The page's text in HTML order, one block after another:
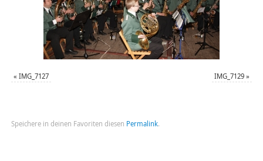
« IMG_7127 IMG_7129 »
Speichere in deinen Favoriten diesen Permalink.